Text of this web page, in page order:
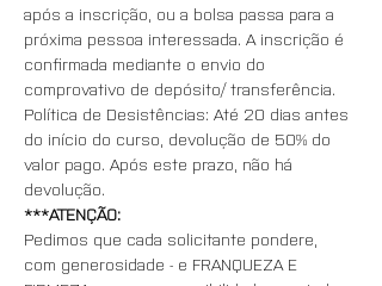
após a inscrição, ou a bolsa passa para a
próxima pessoa interessada. A inscrição é
confirmada mediante o envio do
comprovativo de depósito/ transferência.
Política de Desistências: Até 20 dias antes
do início do curso, devolução de 50% do
valor pago. Após este prazo, não há
devolução.
***ATENÇÃO:
Pedimos que cada solicitante pondere,
com generosidade - e FRANQUEZA E